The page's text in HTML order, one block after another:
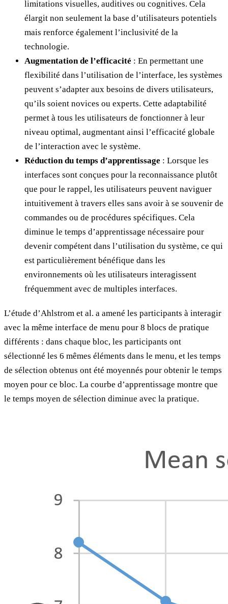
limitations visuelles, auditives ou cognitives. Cela
élargit non seulement la base d’utilisateurs potentiels
mais renforce également l’inclusivité de la
technologie.
Augmentation de l’efficacité : En permettant une
flexibilité dans l’utilisation de l’interface, les systèmes
peuvent s’adapter aux besoins de divers utilisateurs,
qu’ils soient novices ou experts. Cette adaptabilité
permet à tous les utilisateurs de fonctionner à leur
niveau optimal, augmentant ainsi l’efficacité globale
de l’interaction avec le système.
Réduction du temps d’apprentissage : Lorsque les
interfaces sont conçues pour la reconnaissance plutôt
que pour le rappel, les utilisateurs peuvent naviguer
intuitivement à travers elles sans avoir à se souvenir de
commandes ou de procédures spécifiques. Cela
diminue le temps d’apprentissage nécessaire pour
devenir compétent dans l’utilisation du système, ce qui
est particulièrement bénéfique dans les
environnements où les utilisateurs interagissent
fréquemment avec de multiples interfaces.
L’étude d’Ahlstrom et al. a amené les participants à interagir
avec la même interface de menu pour 8 blocs de pratique
différents : dans chaque bloc, les participants ont
sélectionné les 6 mêmes éléments dans le menu, et les temps
de sélection obtenus ont été moyennés pour obtenir le temps
moyen pour ce bloc. La courbe d’apprentissage montre que
le temps moyen de sélection diminue avec la pratique.